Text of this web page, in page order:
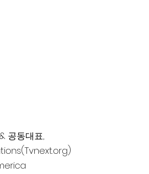
공동대표,